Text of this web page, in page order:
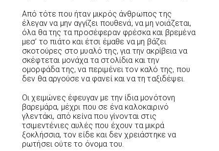
Από τότε που ήταν μικρός άνθρωπος της
έλεγαν να μην αγγίζει πουθενά, να μη νοιάζεται,
όλα θα της τα προσέφεραν φρέσκα και βρεμένα
μεσ’ το πιάτο και έτσι έμαθε να μη βάζει
σκοτούρες στο μυαλό της, για την ακρίβεια να
σκέφτεται μονάχα τα στολίδια και την
ομορφάδα της, να περιμένει τον καλό της, που
δεν θα αργούσε να φανεί και να τη ταξιδέψει.
Οι χειμώνες έφευγαν με την ίδια μονότονη
βαρεμάρα, μέχρι που σε ένα καλοκαιρινό
γλεντάκι, από κείνα που γίνονται στις
τσιμεντένιες αυλές που έχουν τα μικρά
ξοκλήσσια, τον είδε και δεν χρειάστηκε να
ρωτήσει ούτε το όνομα του.